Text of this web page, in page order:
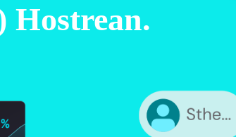
Hostrean.